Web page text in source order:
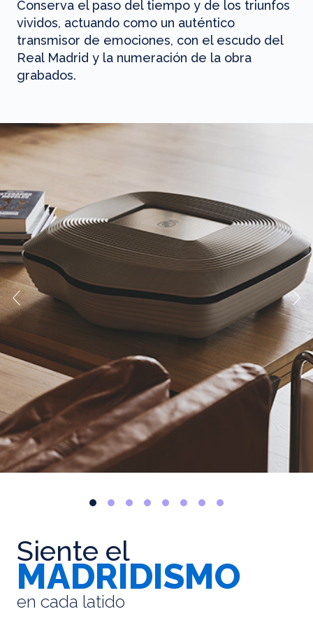
Conserva el paso del tiempo y de los triunfos
vividos, actuando como un auténtico
transmisor de emociones, con el escudo del
Real Madrid y la numeración de la obra
grabados.
Siente el
MADRIDISMO
en cada latido